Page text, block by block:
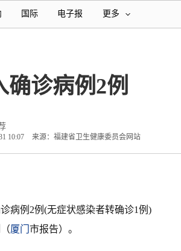
国际 电子报 更多
确诊病例2例
10:07 来源：福建省卫生健康委员会网站
病例2例(无症状感染者转确诊1例)
厦门 市报告）。